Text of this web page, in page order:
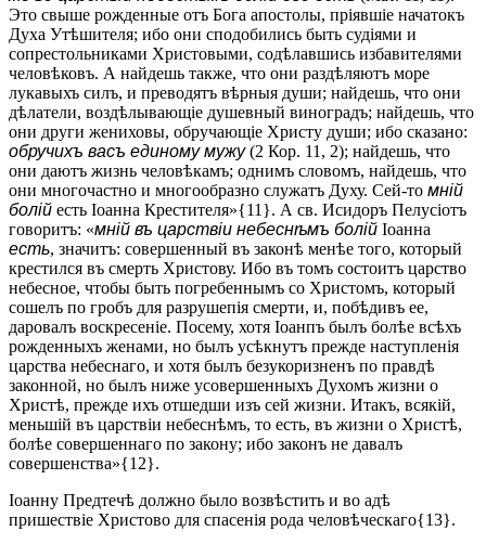
Это свыше рожденные отъ Бога апостолы, пріявшіе начатокъ
Духа Утѣшителя; ибо они сподобились быть судіями и
сопрестольниками Христовыми, содѣлавшись избавителями
человѣковъ. А найдешь также, что они раздѣляютъ море
лукавыхъ силъ, и преводятъ вѣрныя души; найдешь, что они
дѣлатели, воздѣлывающіе душевный виноградъ; найдешь, что
они други жениховы, обручающіе Христу души; ибо сказано:
обручихъ васъ единому мужу(2 Кор. 11, 2); найдешь, что
они даютъ жизнь человѣкамъ; однимъ словомъ, найдешь, что
они многочастно и многообразно служатъ Духу. Сей-то мній
болій есть Іоанна Крестителя»{11}. А св. Исидоръ Пелусіотъ
говоритъ: «мній въ царствіи небеснѣмъ болій Іоанна
есть, значитъ: совершенный въ законѣ менѣе того, который
крестился въ смерть Христову. Ибо въ томъ состоитъ царство
небесное, чтобы быть погребеннымъ со Христомъ, который
сошелъ по гробъ для разрушепія смерти, и, побѣдивъ ее,
даровалъ воскресеніе. Посему, хотя Іоанпъ былъ болѣе всѣхъ
рожденныхъ женами, но былъ усѣкнутъ прежде наступленія
царства небеснаго, и хотя былъ безукоризненъ по правдѣ
законной, но былъ ниже усовершенныхъ Духомъ жизни о
Христѣ, прежде ихъ отшедши изъ сей жизни. Итакъ, всякій,
меньшій въ царствіи небеснѣмъ, то есть, въ жизни о Христѣ,
болѣе совершеннаго по закону; ибо законъ не давалъ
совершенства»{12}.
Іоанну Предтечѣ должно было возвѣстить и во адѣ
пришествіе Христово для спасенія рода человѣческаго{13}.